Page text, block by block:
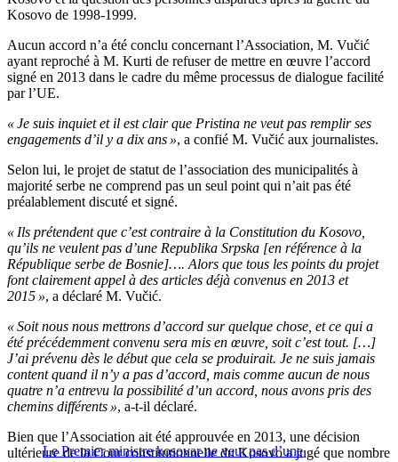
Kosovo de 1998-1999.
Aucun accord n’a été conclu concernant l’Association, M. Vučić
ayant reproché à M. Kurti de refuser de mettre en œuvre l’accord
signé en 2013 dans le cadre du même processus de dialogue facilité
par l’UE.
« Je suis inquiet et il est clair que Pristina ne veut pas remplir ses
engagements d’il y a dix ans », a confié M. Vučić aux journalistes.
Selon lui, le projet de statut de l’association des municipalités à
majorité serbe ne comprend pas un seul point qui n’ait pas été
préalablement discuté et signé.
« Ils prétendent que c’est contraire à la Constitution du Kosovo,
qu’ils ne veulent pas d’une Republika Srpska [en référence à la
République serbe de Bosnie]…. Alors que tous les points du projet
font clairement appel à des articles déjà convenus en 2013 et
2015 », a déclaré M. Vučić.
« Soit nous nous mettrons d’accord sur quelque chose, et ce qui a
été précédemment convenu sera mis en œuvre, soit c’est tout. […]
J’ai prévenu dès le début que cela se produirait. Je ne suis jamais
content quand il n’y a pas d’accord, mais comme aucun de nous
quatre n’a entrevu la possibilité d’un accord, nous avons pris des
chemins différents », a-t-il déclaré.
Le Premier ministre kosovar ne veut pas d’une
Bien que l’Association ait été approuvée en 2013, une décision
ultérieure de la Cour constitutionnelle du Kosovo a jugé que nombre